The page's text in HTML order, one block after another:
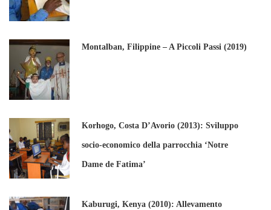
Montalban, Filippine – A Piccoli Passi (2019)
Korhogo, Costa D’Avorio (2013): Sviluppo
socio-economico della parrocchia ‘Notre
Dame de Fatima’
Kaburugi, Kenya (2010): Allevamento